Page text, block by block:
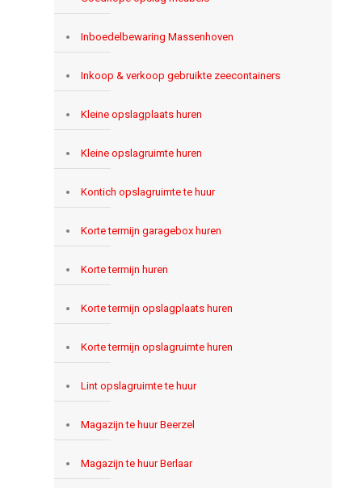
Inboedelbewaring Massenhoven
Inkoop & verkoop gebruikte zeecontainers
Kleine opslagplaats huren
Kleine opslagruimte huren
Kontich opslagruimte te huur
Korte termijn garagebox huren
Korte termijn huren
Korte termijn opslagplaats huren
Korte termijn opslagruimte huren
Lint opslagruimte te huur
Magazijn te huur Beerzel
Magazijn te huur Berlaar